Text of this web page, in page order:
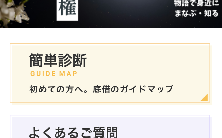
底地・借地問題 FAQ